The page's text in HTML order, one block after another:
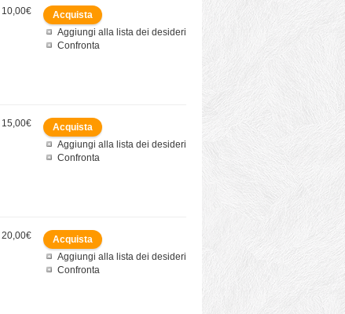
Aggiungi alla lista dei desideri
Confronta
10,00€
Aggiungi alla lista dei desideri
Confronta
15,00€
Aggiungi alla lista dei desideri
Confronta
20,00€